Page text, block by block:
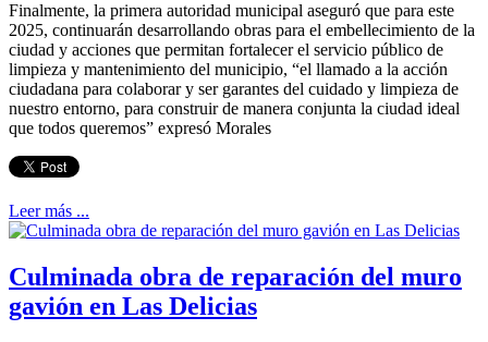
Finalmente, la primera autoridad municipal aseguró que para este
2025, continuarán desarrollando obras para el embellecimiento de la
ciudad y acciones que permitan fortalecer el servicio público de
limpieza y mantenimiento del municipio, “el llamado a la acción
ciudadana para colaborar y ser garantes del cuidado y limpieza de
nuestro entorno, para construir de manera conjunta la ciudad ideal
que todos queremos” expresó Morales
Leer más ...
Culminada obra de reparación del muro
gavión en Las Delicias